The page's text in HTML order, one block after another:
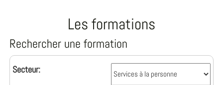
Les formations
Rechercher une formation
Secteur: